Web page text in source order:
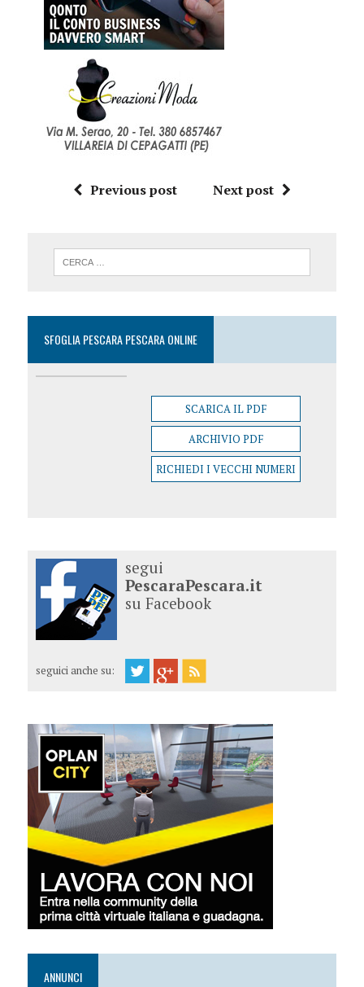
Previous post Next post
SFOGLIA PESCARA PESCARA ONLINE
SCARICA IL PDF
ARCHIVIO PDF
RICHIEDI I VECCHI NUMERI
segui
PescaraPescara.it
su Facebook
seguici anche su:
ANNUNCI